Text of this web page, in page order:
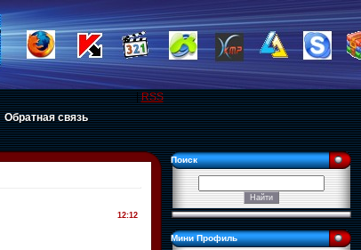
Обратная связь
|RSS
12:12
Поиск
Мини Профиль